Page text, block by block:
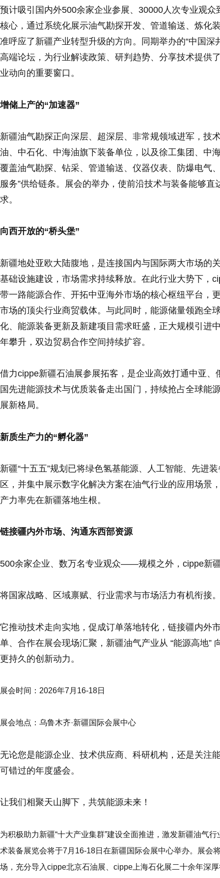
预计吸引国内外500余家企业参展、30000人次专业观
核心，通过系统化展示油气勘探开发、管道输送、炼化
准呼应了新疆产业转型升级的方向。同期举办的“中国深
高端论坛，为行业解读政策、研判趋势、分享技术提供
业动向的重要窗口。
增储上产的“加速器”
新疆油气勘探正向深层、超深层、非常规领域进军，技
油、中石化、中海油旗下装备单位，以及徐工集团、中
覆盖油气勘探、钻采、管道输送、仪器仪表、防爆电
服务”供给链条。展会的举办，使前沿技术与装备能够
求。
向西开放的“桥头堡”
新疆地处亚欧大陆腹地，是连接国内与国际两大市场的
基础设施建设，市场需求持续释放。在此行业大势下，
带一路能源合作、开拓中亚海外市场的核心枢纽平台，
市场的顶尖行业商贸载体。与此同时，能源储量领跑全
化、能源装备更新及新建项目需求旺盛，正大规模引进
年攀升，双边贸易合作空间持续扩容。
借力cippe新疆石油展参展拓客，是企业高效打通中亚
国先进能源技术与优质装备走出国门，持续抢占全球能
展新格局。
新质生产力的“孵化器”
新疆“十五五”规划已将绿色氢基能源、人工智能、先进
区，并集中展示数字化解决方案在油气行业的应用场景
产力率先在新疆落地生根。
链接疆内外市场、沟通东西部资源
500余家企业、数万名专业观众——规模之外，cippe新
将国家战略、区域禀赋、行业需求与市场活力有机衔接
它推动技术走向实地，促成订单落地转化，链接疆内外
单、合作在展会现场汇聚，新疆油气产业从 “能源高地”
更持久的创新动力。
展会时间 ：2026年7月16-18日
展会地点 ：乌鲁木齐·新疆国际会展中心
无论您是能源企业、技术供应商、科研机构，还是关注
可错过的年度盛会。
让我们相聚天山脚下，共筑能源未来！
为积极助力新疆“十大产业集群”建设全面推进，激发新疆油气
术装备展览会将于7月16-18日 在新疆国际会展中心举办。展会
场，充分导入cippe北京石油展、cippe上海石化展二十余年深